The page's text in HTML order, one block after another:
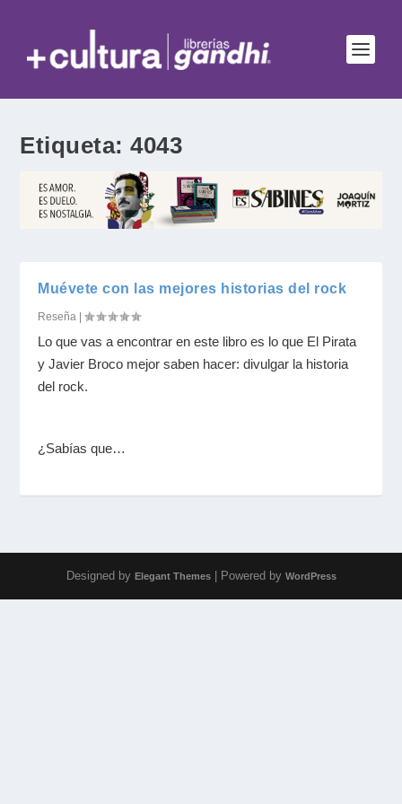
Etiqueta:4043
Muévete con las mejores historias del rock
Reseña |
Lo que vas a encontrar en este libro es lo que El Pirata
y Javier Broco mejor saben hacer: divulgar la historia
del rock.
¿Sabías que…
Designed by Elegant Themes| Powered by WordPress